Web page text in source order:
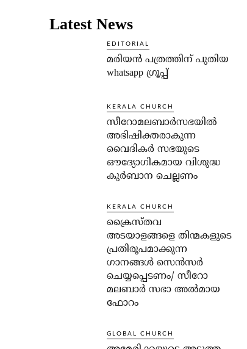
Latest News
EDITORIAL
മരിയൻ പത്രത്തിന് പുതിയ
whatsapp ഗ്രൂപ്പ്
KERALA CHURCH
സീറോമലബാർസഭയിൽ
അഭിഷിക്തരാകുന്ന
വൈദികർ സഭയുടെ
ഔദ്യോഗികമായ വിശുദ്ധ
കുർബാന ചെല്ലണം
KERALA CHURCH
ക്രൈസ്തവ
അടയാളങ്ങളെ തിന്മകളുടെ
പ്രതിരൂപമാക്കുന്ന
ഗാനങ്ങൾ സെൻസർ
ചെയ്യപ്പെടണം/ സീറോ
മലബാർ സഭാ അൽമായ
ഫോറം
GLOBAL CHURCH